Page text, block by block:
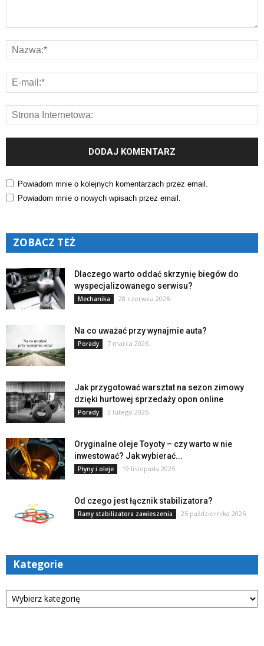
Powiadom mnie o kolejnych komentarzach przez email.
Powiadom mnie o nowych wpisach przez email.
ZOBACZ TEŻ
Dlaczego warto oddać skrzynię biegów do
wyspecjalizowanego serwisu?
Mechanika 28 czerwca 2026
Na co uważać przy wynajmie auta?
Porady 7 marca 2026
Jak przygotować warsztat na sezon zimowy
dzięki hurtowej sprzedaży opon online
Porady 3 lutego 2026
Oryginalne oleje Toyoty – czy warto w nie
inwestować? Jak wybierać...
Płyny i oleje 19 listopada 2025
Od czego jest łącznik stabilizatora?
Ramy stabilizatora zawieszenia 25 października 2025
Kategorie
Kategorie